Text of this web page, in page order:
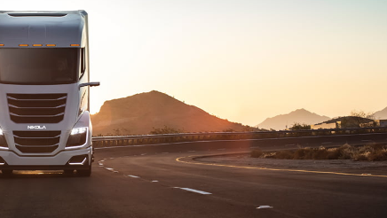
ます」⇒「金を経由するドル入手」手段ではないのか？
ドル」まで拡大 ⇒ 海外資金の動きに強く左右される状態
しない「50.5％」に上昇
された ⇒ 国家が行った恐るべき株価操作であり、空前の国政
活動」
⇒ 中国の過剰生産が世界を蝕む。